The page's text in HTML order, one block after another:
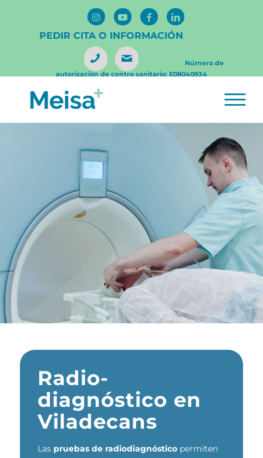
PEDIR CITA O INFORMACIÓN
Número de
autorización de centro sanitario: E08040934
Radio-
diagnóstico en
Viladecans
Las pruebas de radiodiagnóstico permiten